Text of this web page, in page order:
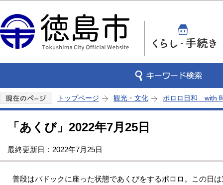
トップページ 観光・文化 ポロロ日和 with
「あくび」2022年7月25日
最終更新日：2022年7月25日
普段はパドックに座った状態であくびをするポロロ。この日